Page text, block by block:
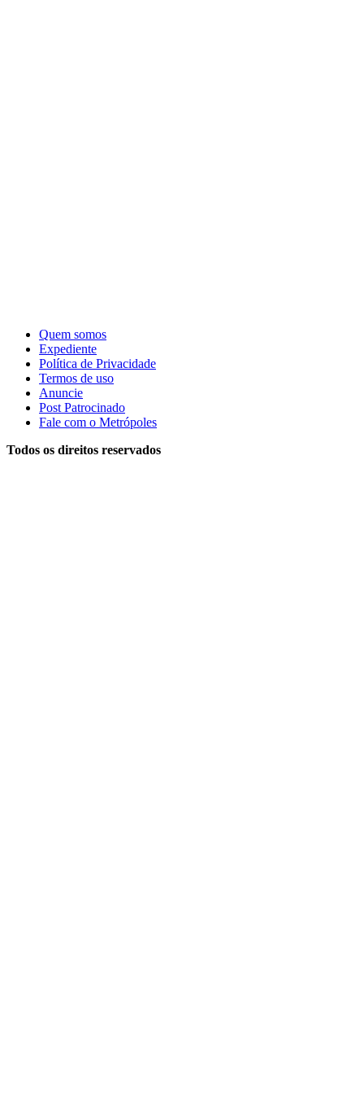
Quem somos
Expediente
Política de Privacidade
Termos de uso
Anuncie
Post Patrocinado
Fale com o Metrópoles
Todos os direitos reservados